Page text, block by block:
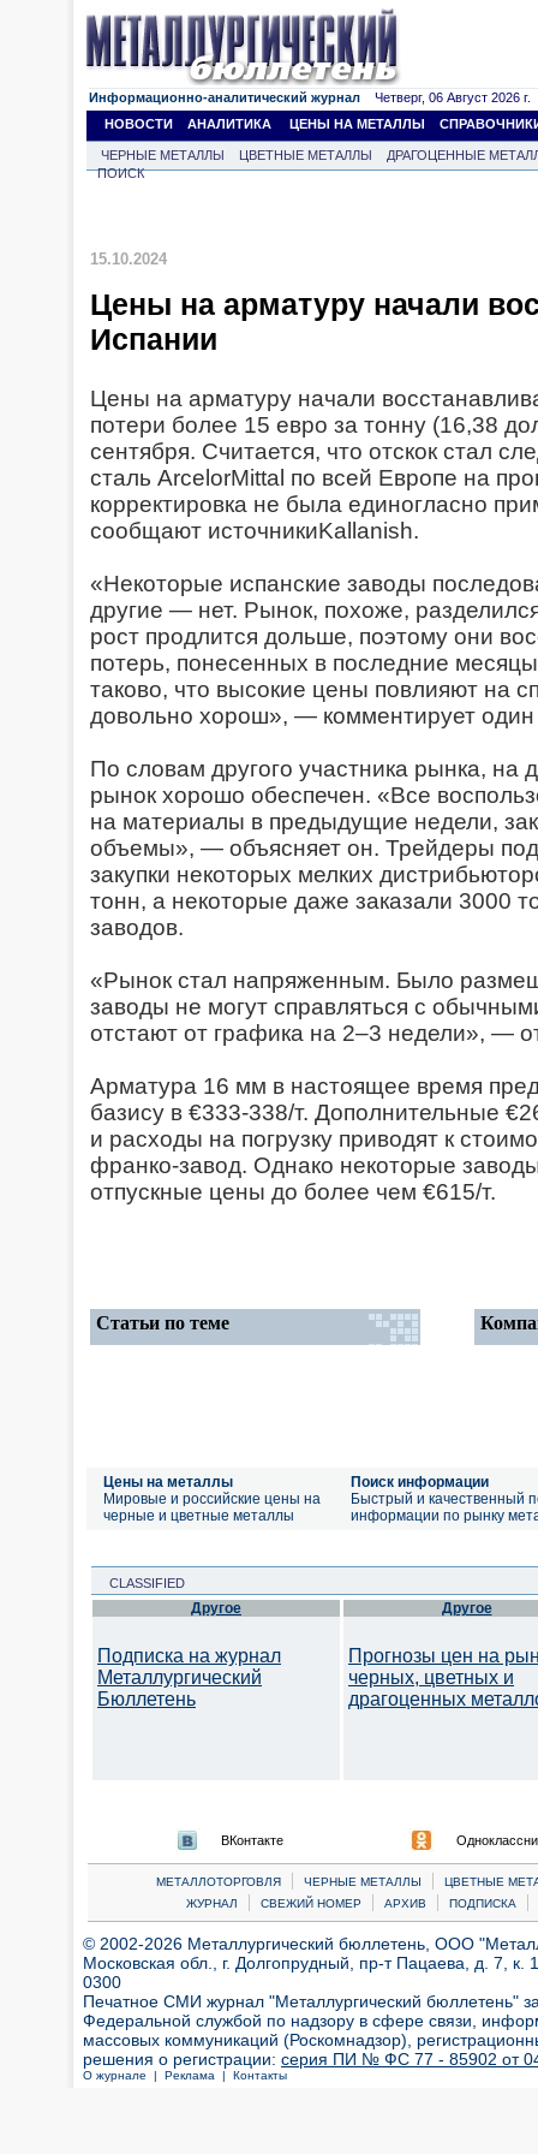
Информационно-аналитический журнал Четверг, 06 Август 2026 г.
НОВОСТИ
АНАЛИТИКА ЦЕНЫ НА МЕТАЛЛЫ
ЧЕРНЫЕ МЕТАЛЛЫ ЦВЕТНЫЕ МЕТАЛЛЫ
ДРАГОЦЕННЫЕ
ПОИСК
15.10.2024
Цены на арматуру начали
Испании
Цены на арматуру начали
потери более 15 евро за тонну (16,38
сентября. Считается, что отскок стал
сталь ArcelorMittal по всей Европе на
корректировка не была единогласно
сообщают источникиKallanish.
«Некоторые испанские заводы
другие — нет. Рынок, похоже,
рост продлится дольше, поэтому они
потерь, понесенных в последние
таково, что высокие цены повлияют на
довольно хорош», — комментирует один
По словам другого участника рынка, на
рынок хорошо обеспечен. «Все
на материалы в предыдущие недели,
объемы», — объясняет он. Трейдеры
закупки некоторых мелких
тонн, а некоторые даже заказали 3000
заводов.
«Рынок стал напряженным. Было
заводы не могут справляться с
отстают от графика на 2–3 недели», —
Арматура 16 мм в настоящее время
базису в €333-338/т. Дополнительные
и расходы на погрузку приводят к
франко-завод. Однако некоторые
отпускные цены до более чем €615/т.
Статьи по теме
Цены на металлы
Мировые и российские цены на
черные и цветные металлы
Поиск информации
Быстрый и качественный
информации по рынку
CLASSIFIED
Другое
Подписка на журнал
Металлургический
Бюллетень
Другое
Прогнозы цен на
черных, цветных и
драгоценных
ВКонтакте
МЕТАЛЛОТОРГОВЛЯ | ЧЕРНЫЕ МЕТАЛЛЫ |
ЦВЕТНЫЕ
ЖУРНАЛ
| СВЕЖИЙ НОМЕР | АРХИВ | ПОДПИСКА |
© 2002-2026 Металлургический бюллетень, ООО
Московская обл., г. Долгопрудный, пр-т Пацаева, д. 7,
0300
Печатное СМИ журнал "Металлургический бюллетень"
Федеральной службой по надзору в сфере связи,
массовых коммуникаций (Роскомнадзор),
решения о регистрации: серия ПИ № ФС 77 - 85902 от 04
О журнале | Реклама | Контакты